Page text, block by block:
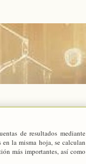
de resultados mediante
la misma hoja, se calculan
más importantes, así como